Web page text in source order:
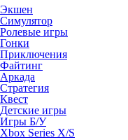
Экшен
Симулятор
Ролевые игры
Гонки
Приключения
Файтинг
Аркада
Стратегия
Квест
Детские игры
Игры Б/У
Xbox Series X/S